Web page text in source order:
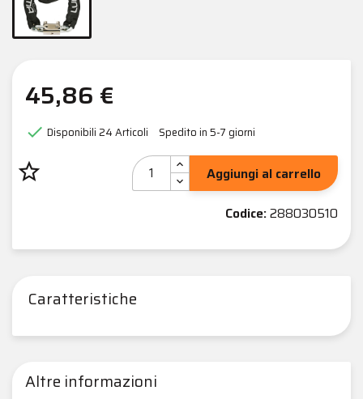
45,86 €
 Disponibili24 Articoli Spedito in 5-7 giorni
star_border
Aggiungi al carrello
Codice:288030510
Caratteristiche
Altre informazioni